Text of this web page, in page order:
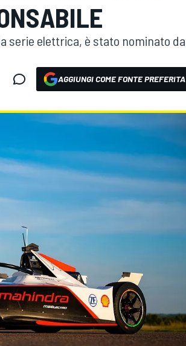
serie elettrica, è stato nominato da
AGGIUNGI COME FONTE PREFERITA